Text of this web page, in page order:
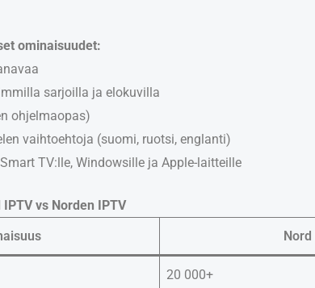
ominaisuudet:
sarjoilla ja elokuvilla
ohjelmaopas)
vaihtoehtoja (suomi, ruotsi, englanti)
TV:lle, Windowsille ja Apple-laitteille
vs Norden IPTV
Nord
20 000+